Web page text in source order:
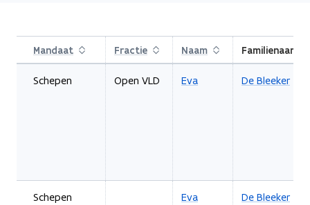
Mandaat Sorteren Fractie SorterenNaam SorterenFamilienaam
Schepen Open VLD Eva De Bleeker
Schepen Eva De Bleeker